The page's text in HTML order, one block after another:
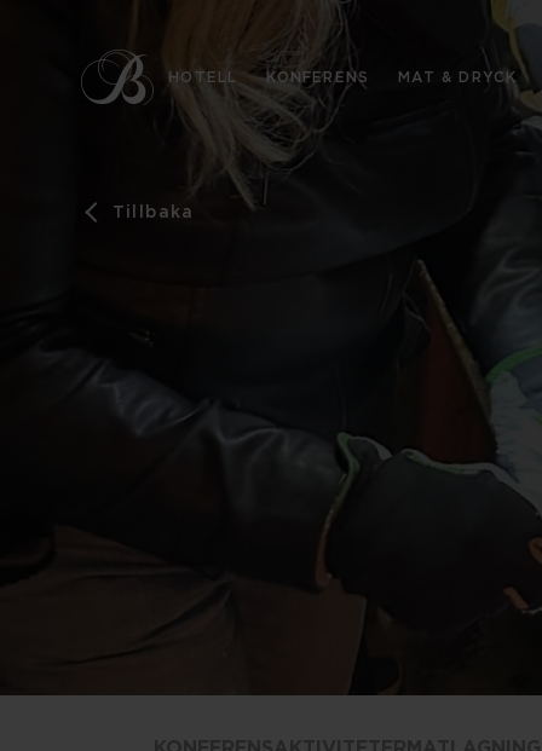
08-444 51 50
info@bergendal.se
HOTELL KONFERENS MAT & DRYCK
Tillbaka